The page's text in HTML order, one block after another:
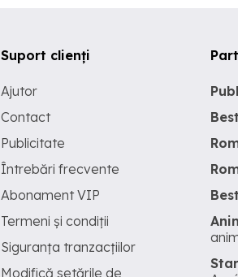
Suport clienți
Ajutor
Contact
Publicitate
Întrebări frecvente
Abonament VIP
Termeni și condiții
Siguranța tranzacțiilor
Modifică setările de